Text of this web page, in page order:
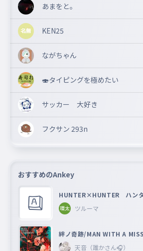
あまをと。
KEN25
ながちゃん
🍣タイピングを極めたい
サッカー 大好き
フクサン 293n
おすすめのAnkey
HUNTER×HUNTER ハン
ツルーマ
絆ノ奇跡/MAN WITH A
天音（誰かさん🎧）